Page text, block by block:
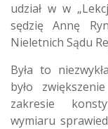
udział w w
sędzię Annę
Nieletnich Sądu
Była to
było
zakresie
wymiaru